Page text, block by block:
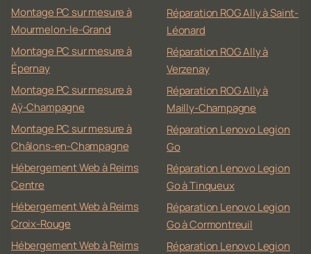
Montage PC sur mesure à
Mourmelon-le-Grand
Montage PC sur mesure à
Épernay
Montage PC sur mesure à
Aÿ-Champagne
Montage PC sur mesure à
Châlons-en-Champagne
Hébergement Web à Reims
Centre
Hébergement Web à Reims
Croix-Rouge
Hébergement Web à Reims
Réparation ROG Ally à Saint-
Léonard
Réparation ROG Ally à
Verzenay
Réparation ROG Ally à
Mailly-Champagne
Réparation Lenovo Legion
Go
Réparation Lenovo Legion
Go à Tinqueux
Réparation Lenovo Legion
Go à Cormontreuil
Réparation Lenovo Legion